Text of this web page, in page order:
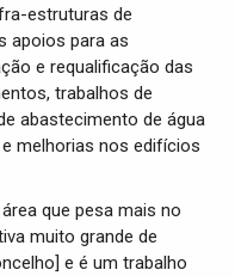
estruturas de
apoios para as
e requalificação das
trabalhos de
abastecimento de água
melhorias nos edifícios
que pesa mais no
muito grande de
e é um trabalho